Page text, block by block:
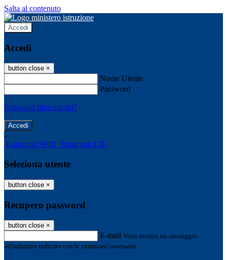
Salta al contenuto
Accedi
Accedi
button close ×
Nome Utente
Password
Password dimenticata?
-
Entra con SPID Entra con CIE
Seleziona utente
button close ×
Recupero password
button close ×
E-mail Verrà inviato un messaggio
all'indirizzo indicato con le istruzioni necessarie.